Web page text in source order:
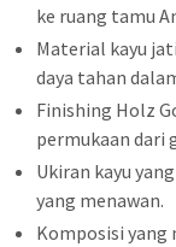
ke ruang tamu
Material kayu
daya tahan
Finishing Holz
permukaan dari
Ukiran kayu
yang menawan.
Komposisi